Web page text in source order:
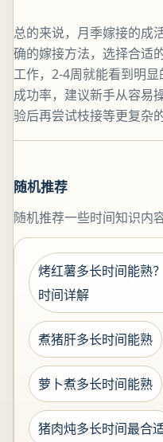
总的来说，月季嫁接的成
确的嫁接方法，选择合适
工作，2-4周就能看到明
成功率，建议新手从容易
验后再尝试枝接等更复杂
随机推荐
随机推荐一些时间知识内
烤红薯多长时间能熟
时间详解
煮猪肝多长时间能熟
萝卜煮多长时间能熟
猪肉炖多长时间最合